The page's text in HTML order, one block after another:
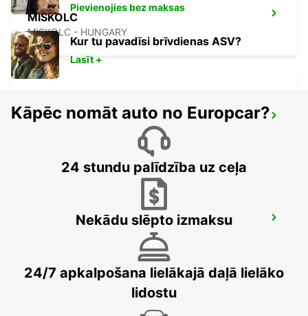
MISKOLC
MISKOLC - HUNGARY
KOSICE AIRPORT
KOSICE - SLOVAK REPUBLIC
KECSKEMET
Pievienojies bez maksas
Kur tu pavadīsi brīvdienas ASV?
Lasīt +
Kāpēc nomāt auto no Europcar?
24 stundu palīdzība uz ceļa
Nekādu slēpto izmaksu
24/7 apkalpošana lielākajā daļā lielāko
lidostu